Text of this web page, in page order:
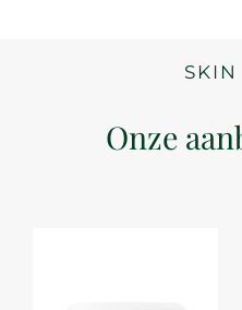
SKIN
Onze